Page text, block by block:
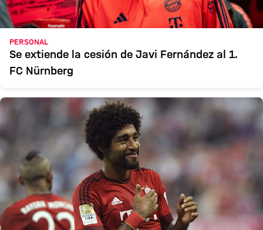
PERSONAL
Se extiende la cesión de Javi Fernández al 1.
FC Nürnberg